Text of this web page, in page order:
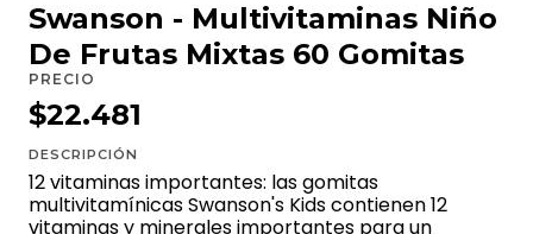
Swanson - Multivitaminas Niño
De Frutas Mixtas 60 Gomitas
PRECIO
$22.481
DESCRIPCIÓN
12 vitaminas importantes: las gomitas
multivitamínicas Swanson's Kids contienen 12
vitaminas y minerales importantes para un